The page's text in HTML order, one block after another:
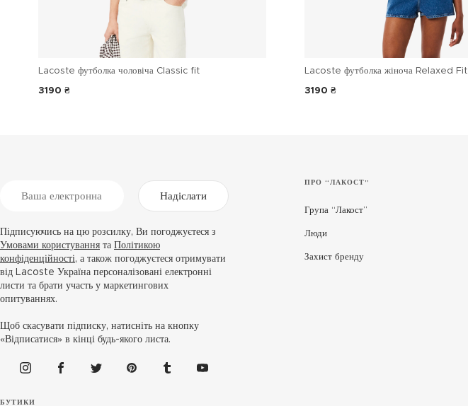
Lacoste футболка чоловіча Classic fit
3190 ₴
Lacoste футболка жіноча Relaxed Fit
3190 ₴
Надіслати
Підписуючись на цю розсилку, Ви погоджуєтеся з
Умовами користування та Політикою
конфіденційності, а також погоджуєтеся отримувати
від Lacoste Україна персоналізовані електронні
листи та брати участь у маркетингових
опитуваннях.
Щоб скасувати підписку, натисніть на кнопку
«Відписатися» в кінці будь-якого листа.
БУТИКИ
ПРО “ЛАКОСТ”
Група “Лакост”
Люди
Захист бренду